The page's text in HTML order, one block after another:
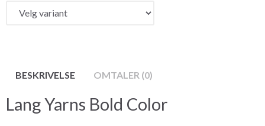
BESKRIVELSE OMTALER (0)
Lang Yarns Bold Color